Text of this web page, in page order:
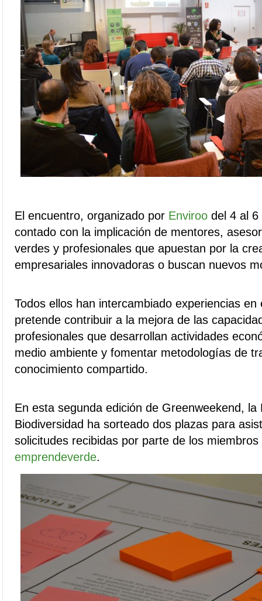
El encuentro, organizado por Enviroo del 4 al 6
contado con la implicación de mentores,
verdes y profesionales que apuestan por la
empresariales innovadoras o buscan nuevos
Todos ellos han intercambiado experiencias en
pretende contribuir a la mejora de las
profesionales que desarrollan actividades
medio ambiente y fomentar metodologías de
conocimiento compartido.
En esta segunda edición de Greenweekend, la
Biodiversidad ha sorteado dos plazas para
solicitudes recibidas por parte de los
emprendeverde.